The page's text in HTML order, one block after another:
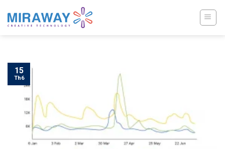
15
Th6